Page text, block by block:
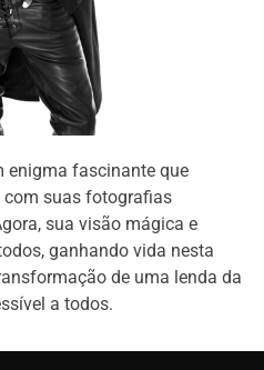
enigma fascinante que
suas fotografias
sua visão mágica e
ganhando vida nesta
de uma lenda da
a todos.